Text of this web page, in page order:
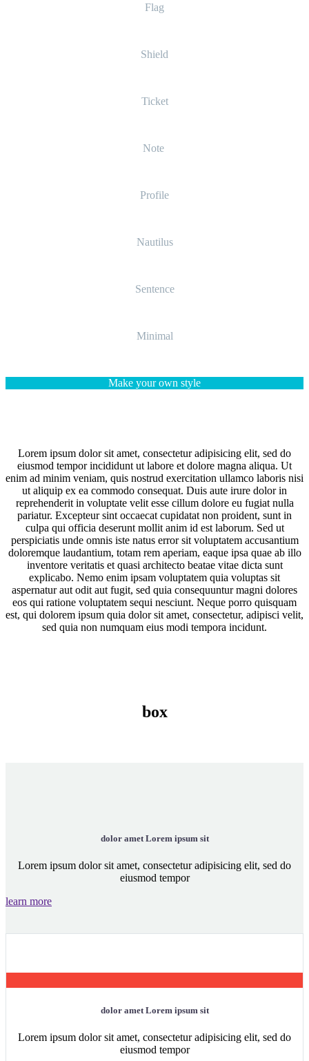
Flag
Shield
Ticket
Note
Profile
Nautilus
Sentence
Minimal
Make your own style
Lorem ipsum dolor sit amet, consectetur adipisicing elit, sed do
eiusmod tempor incididunt ut labore et dolore magna aliqua. Ut
enim ad minim veniam, quis nostrud exercitation ullamco laboris nisi
ut aliquip ex ea commodo consequat. Duis aute irure dolor in
reprehenderit in voluptate velit esse cillum dolore eu fugiat nulla
pariatur. Excepteur sint occaecat cupidatat non proident, sunt in
culpa qui officia deserunt mollit anim id est laborum. Sed ut
perspiciatis unde omnis iste natus error sit voluptatem accusantium
doloremque laudantium, totam rem aperiam, eaque ipsa quae ab illo
inventore veritatis et quasi architecto beatae vitae dicta sunt
explicabo. Nemo enim ipsam voluptatem quia voluptas sit
aspernatur aut odit aut fugit, sed quia consequuntur magni dolores
eos qui ratione voluptatem sequi nesciunt. Neque porro quisquam
est, qui dolorem ipsum quia dolor sit amet, consectetur, adipisci velit,
sed quia non numquam eius modi tempora incidunt.
box
dolor amet Lorem ipsum sit
Lorem ipsum dolor sit amet, consectetur adipisicing elit, sed do
eiusmod tempor
learn more
dolor amet Lorem ipsum sit
Lorem ipsum dolor sit amet, consectetur adipisicing elit, sed do
eiusmod tempor